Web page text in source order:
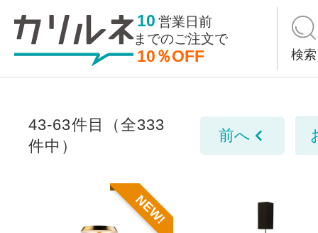
10 営業日前
までのご注文で
10％OFF 検索
43-63件目（全333
件中）
前へ
NEW!